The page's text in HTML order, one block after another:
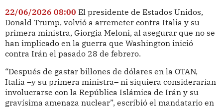
22/06/2026 08:00 El presidente de Estados Unidos,
Donald Trump, volvió a arremeter contra Italia y su
primera ministra, Giorgia Meloni, al asegurar que no se
han implicado en la guerra que Washington inició
contra Irán el pasado 28 de febrero.
“Después de gastar billones de dólares en la OTAN,
Italia –y su primera ministra– ni siquiera considerarían
involucrarse con la República Islámica de Irán y su
gravísima amenaza nuclear”, escribió el mandatario en